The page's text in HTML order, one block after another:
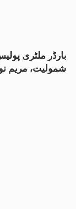
شمولیت، مریم